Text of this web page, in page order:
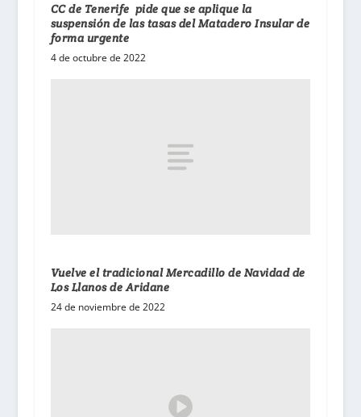
CC de Tenerife pide que se aplique la
suspensión de las tasas del Matadero Insular de
forma urgente
4 de octubre de 2022
Vuelve el tradicional Mercadillo de Navidad de
Los Llanos de Aridane
24 de noviembre de 2022